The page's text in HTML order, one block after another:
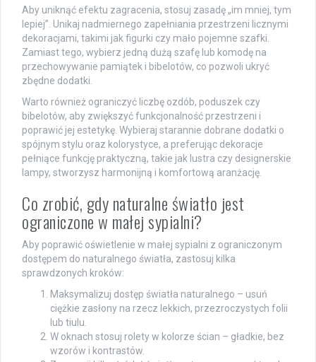
Aby uniknąć efektu zagracenia, stosuj zasadę „im mniej, tym
lepiej”. Unikaj nadmiernego zapełniania przestrzeni licznymi
dekoracjami, takimi jak figurki czy mało pojemne szafki.
Zamiast tego, wybierz jedną dużą szafę lub komodę na
przechowywanie pamiątek i bibelotów, co pozwoli ukryć
zbędne dodatki.
Warto również ograniczyć liczbę ozdób, poduszek czy
bibelotów, aby zwiększyć funkcjonalność przestrzeni i
poprawić jej estetykę. Wybieraj starannie dobrane dodatki o
spójnym stylu oraz kolorystyce, a preferując dekoracje
pełniące funkcję praktyczną, takie jak lustra czy designerskie
lampy, stworzysz harmonijną i komfortową aranżację.
Co zrobić, gdy naturalne światło jest
ograniczone w małej sypialni?
Aby poprawić oświetlenie w małej sypialni z ograniczonym
dostępem do naturalnego światła, zastosuj kilka
sprawdzonych kroków:
Maksymalizuj dostęp światła naturalnego – usuń
ciężkie zasłony na rzecz lekkich, przezroczystych folii
lub tiulu.
W oknach stosuj rolety w kolorze ścian – gładkie, bez
wzorów i kontrastów.